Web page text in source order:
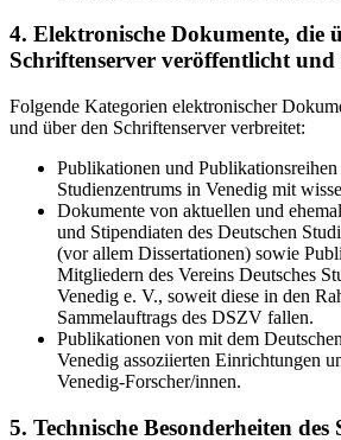
4. Elektronische Dokumente, die
Schriftenserver veröffentlicht
Folgende Kategorien elektronischer
und über den Schriftenserver verbreitet:
Publikationen und Publikationsreihen
Studienzentrums in Venedig mit
Dokumente von aktuellen und
und Stipendiaten des Deutschen
(vor allem Dissertationen) sowie
Mitgliedern des Vereins Deutsches
Venedig e. V., soweit diese in den
Sammelauftrags des DSZV fallen.
Publikationen von mit dem
Venedig assoziierten Einrichtungen
Venedig-Forscher/innen.
5. Technische Besonderheiten des